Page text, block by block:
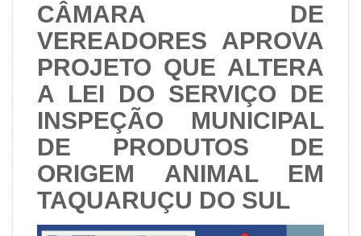
CÂMARA DE
VEREADORES APROVA
PROJETO QUE ALTERA
A LEI DO SERVIÇO DE
INSPEÇÃO MUNICIPAL
DE PRODUTOS DE
ORIGEM ANIMAL EM
TAQUARUÇU DO SUL